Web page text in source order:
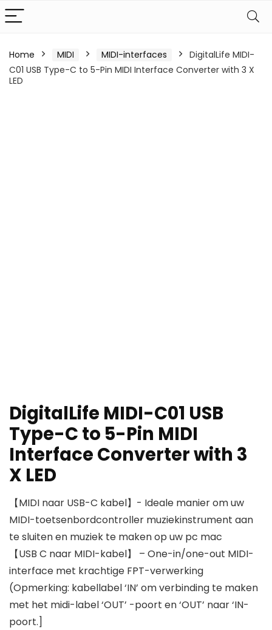
Home MIDI MIDI-interfaces
DigitalLife MIDI-
C01 USB Type-C to 5-Pin MIDI Interface Converter with 3 X
LED
DigitalLife MIDI-C01 USB
Type-C to 5-Pin MIDI
Interface Converter with 3
X LED
【MIDI naar USB-C kabel】- Ideale manier om uw
MIDI-toetsenbordcontroller muziekinstrument aan
te sluiten en muziek te maken op uw pc mac
【USB C naar MIDI-kabel】 – One-in/one-out MIDI-
interface met krachtige FPT-verwerking
(Opmerking: kabellabel ‘IN’ om verbinding te maken
met het midi-label ‘OUT’ -poort en ‘OUT’ naar ‘IN-
poort.]